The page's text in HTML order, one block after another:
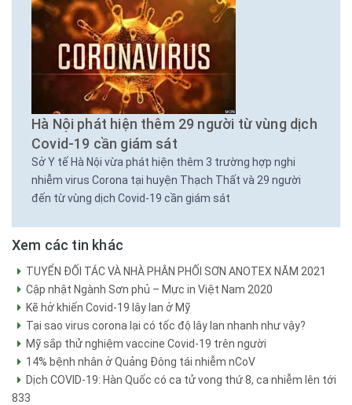
Hà Nội phát hiện thêm 29 người từ vùng dịch
Covid-19 cần giám sát
Sở Y tế Hà Nội vừa phát hiện thêm 3 trường hợp nghi
nhiễm virus Corona tại huyện Thạch Thất và 29 người
đến từ vùng dịch Covid-19 cần giám sát
Xem các tin khác
TUYỂN ĐỐI TÁC VÀ NHÀ PHÂN PHỐI SƠN ANOTEX NĂM 2021
Cập nhật Ngành Sơn phủ – Mực in Việt Nam 2020
Kẽ hở khiến Covid-19 lây lan ở Mỹ
Tại sao virus corona lại có tốc độ lây lan nhanh như vậy?
Mỹ sắp thử nghiệm vaccine Covid-19 trên người
14% bệnh nhân ở Quảng Đông tái nhiễm nCoV
Dịch COVID-19: Hàn Quốc có ca tử vong thứ 8, ca nhiễm lên tới
833